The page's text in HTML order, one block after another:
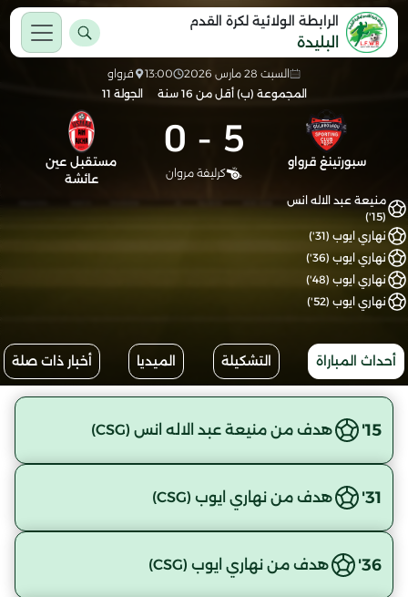
الرابطة الولائية لكرة القدم
البليدة
السبت 28 مارس 2026 13:00
قرواو
المجموعة (ب) أقل من 16 سنة
الجولة 11
سبورتينغ قرواو 5
-
0
كرليفة مروان
مستقبل عين
عائشة
منيعة عبد الاله انس
(15')
نهاري ايوب (31')
نهاري ايوب (36')
نهاري ايوب (48')
نهاري ايوب (52')
أحداث المباراة التشكيلة الميديا أخبار ذات صلة
15' هدف من منيعة عبد الاله انس (CSG)
31' هدف من نهاري ايوب (CSG)
36' هدف من نهاري ايوب (CSG)